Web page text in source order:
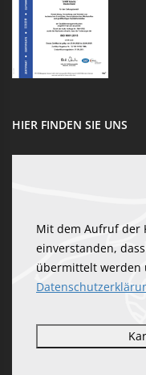
HIER FINDEN SIE UNS
Mit dem Aufruf der
einverstanden,
übermittelt werden